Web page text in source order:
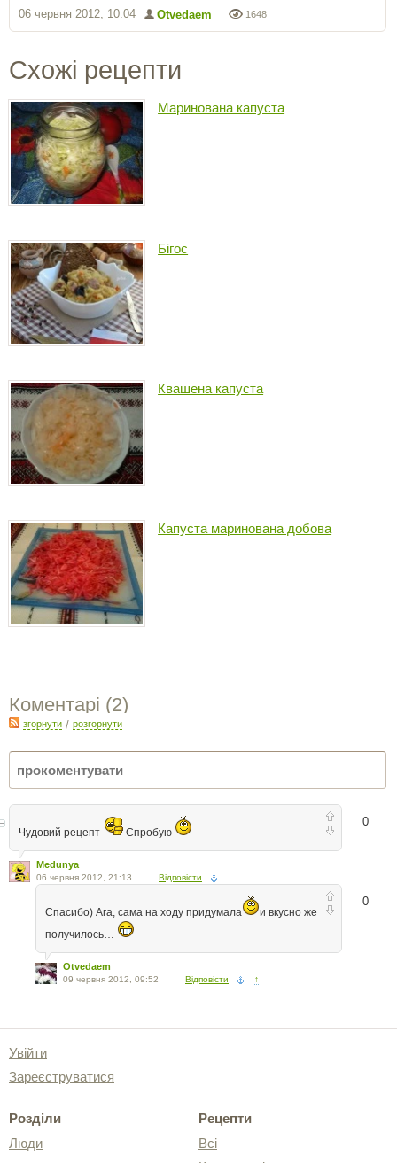
1648
Otvedaem
06 червня 2012, 10:04
Схожі рецепти
Маринована капуста
Бігос
Квашена капуста
Капуста маринована добова
Коментарі (2)
згорнути / розгорнути
0
Чудовий рецепт Спробую
Medunya
06 червня 2012, 21:13 Відповісти
0
Спасибо) Ага, сама на ходу придумала
и вкусно же
получилось…
Otvedaem
09 червня 2012, 09:52 Відповісти ↑
Увійти
Зареєструватися
Розділи
Люди
Рецепти
Всі